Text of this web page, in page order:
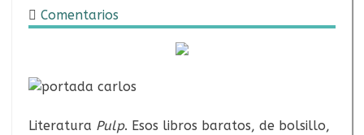
Comentarios
Literatura Pulp. Esos libros baratos, de bolsillo,